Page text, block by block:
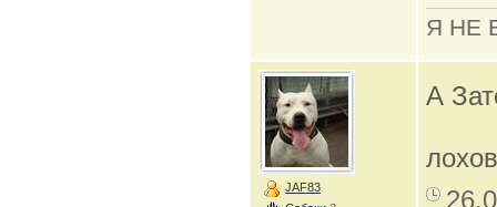
Я НЕ
JAF83
А